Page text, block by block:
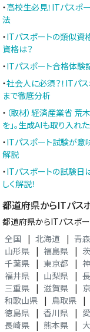
・高校生必見！ITパスポ
法
・ITパスポートの類似資
資格は？
・ITパスポート合格体験
・社会人に必須？！ITパ
まで徹底分析
・ （取材）経済産業省
を」。生成AIも取り入
・ITパスポート試験が意
解説
・ITパスポートの試験日
しく解説！
都道府県からITパス
都道府県からITパスポ
全国
| 北海道 | 青
山形県
| 福島県 |
千葉県
| 東京都 |
福井県
| 山梨県 |
三重県
| 滋賀県 |
和歌山県
| 鳥取県 |
徳島県
| 香川県 |
長崎県
| 熊本県 |